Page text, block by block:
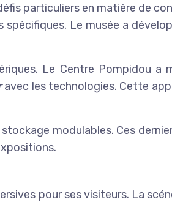
particuliers en matière de
Le musée a
Le Centre Pompidou a
avec les technologies. Cette
modulables. Ces
pour ses visiteurs. La